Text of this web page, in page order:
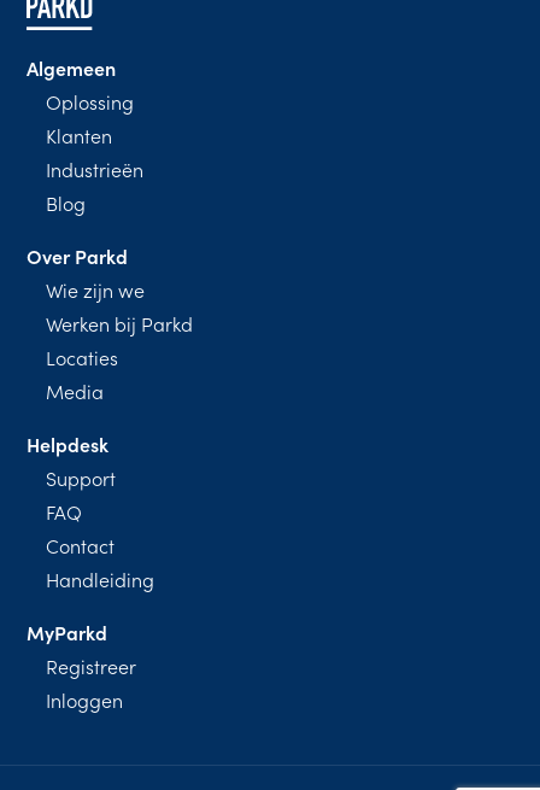
Algemeen
Oplossing
Klanten
Industrieën
Blog
Over Parkd
Wie zijn we
Werken bij Parkd
Locaties
Media
Helpdesk
Support
FAQ
Contact
Handleiding
MyParkd
Registreer
Inloggen